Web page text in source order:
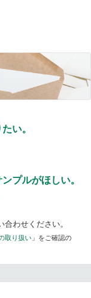
い。
プルがほしい。
わせください。
取り扱い 」をご確認の